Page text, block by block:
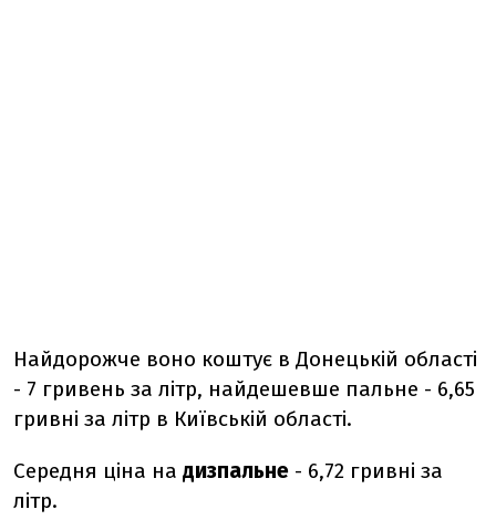
Найдорожче воно коштує в Донецькій області
- 7 гривень за літр, найдешевше пальне - 6,65
гривні за літр в Київській області.
Середня ціна на дизпальне - 6,72 гривні за
літр.